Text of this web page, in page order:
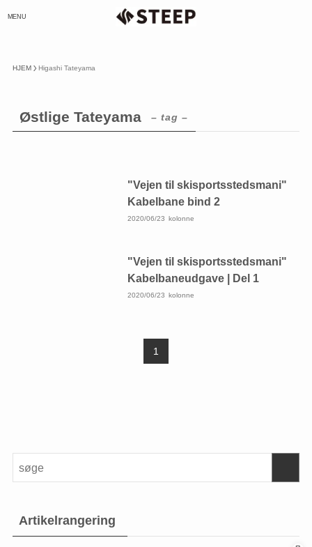
MENU
HJEM Higashi Tateyama
Østlige Tateyama – tag –
"Vejen til skisportsstedsmani"
Kabelbane bind 2
2020/06/23 kolonne
"Vejen til skisportsstedsmani"
Kabelbaneudgave | Del 1
2020/06/23 kolonne
1
Artikelrangering